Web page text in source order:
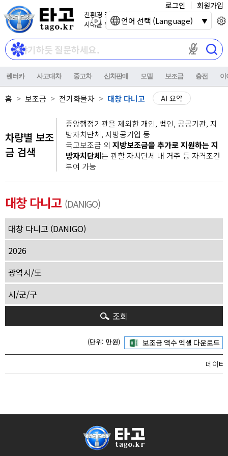
친환경 전기자동차
시대를 열어갑니다.
마이크 권한이
로그인 회원가입
렌터카 사고대차 중고차 신차판매 모델 보조금 충전 이
홈 보조금 전기화물차 대창 다니고 AI 요약
차량별 보조
금 검색
중앙행정기관을 제외한 개인, 법인, 공공기관, 지
방자치단체, 지방공기업 등
국고보조금 외 지방보조금을 추가로 지원하는 지
방자치단체는 관할 자치단체 내 거주 등 자격조건
부여 가능
대창 다니고 (DANIGO)
조회
(단위: 만원)
데이터
언어 선택 (Language)